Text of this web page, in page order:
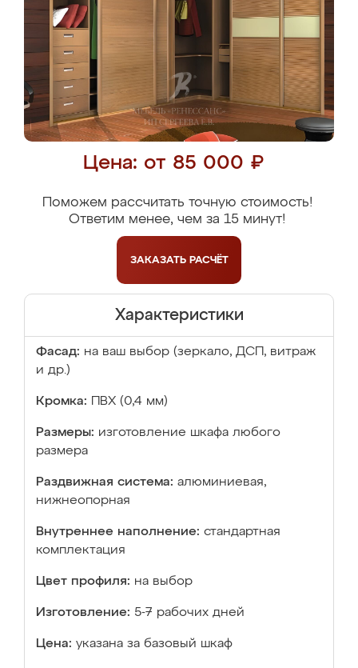
Цена: от 85 000 ₽
Поможем рассчитать точную стоимость!
Ответим менее, чем за 15 минут!
ЗАКАЗАТЬ РАСЧЁТ
Характеристики
Фасад: на ваш выбор (зеркало, ДСП, витраж
и др.)
Кромка: ПВХ (0,4 мм)
Размеры: изготовление шкафа любого
размера
Раздвижная система: алюминиевая,
нижнеопорная
Внутреннее наполнение: стандартная
комплектация
Цвет профиля: на выбор
Изготовление: 5-7 рабочих дней
Цена: указана за базовый шкаф